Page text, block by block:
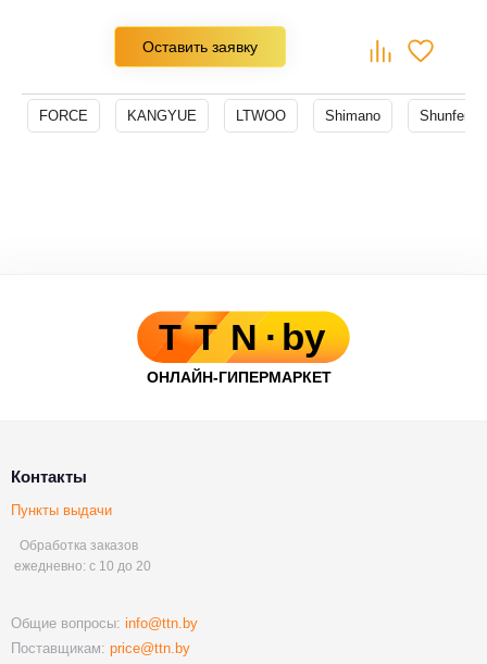
Оставить заявку
FORCE KANGYUE LTWOO Shimano Shunfeng
Контакты
Пункты выдачи
Обработка заказов
ежедневно: с 10 до 20
Общие вопросы: info@ttn.by
Поставщикам: price@ttn.by